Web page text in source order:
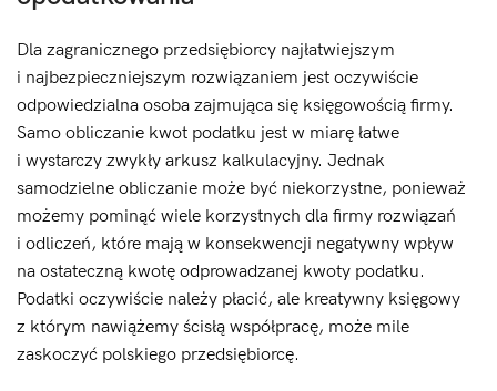
Dla zagranicznego przedsiębiorcy najłatwiejszym
i najbezpieczniejszym rozwiązaniem jest oczywiście
odpowiedzialna osoba zajmująca się księgowością firmy.
Samo obliczanie kwot podatku jest w miarę łatwe
i wystarczy zwykły arkusz kalkulacyjny. Jednak
samodzielne obliczanie może być niekorzystne, ponieważ
możemy pominąć wiele korzystnych dla firmy rozwiązań
i odliczeń, które mają w konsekwencji negatywny wpływ
na ostateczną kwotę odprowadzanej kwoty podatku.
Podatki oczywiście należy płacić, ale kreatywny księgowy
z którym nawiążemy ścisłą współpracę, może mile
zaskoczyć polskiego przedsiębiorcę.